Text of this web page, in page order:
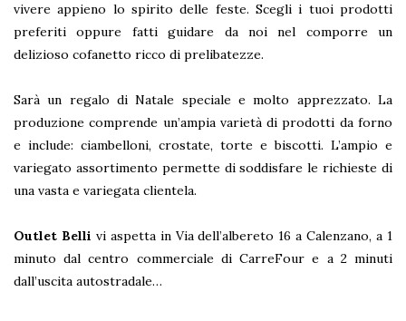
vivere appieno lo spirito delle feste. Scegli i tuoi prodotti
preferiti oppure fatti guidare da noi nel comporre un
delizioso cofanetto ricco di prelibatezze.
Sarà un regalo di Natale speciale e molto apprezzato. La
produzione comprende un’ampia varietà di prodotti da forno
e include: ciambelloni, crostate, torte e biscotti. L’ampio e
variegato assortimento permette di soddisfare le richieste di
una vasta e variegata clientela.
Outlet Belli vi aspetta in Via dell’albereto 16 a Calenzano, a 1
minuto dal centro commerciale di CarreFour e a 2 minuti
dall’uscita autostradale…